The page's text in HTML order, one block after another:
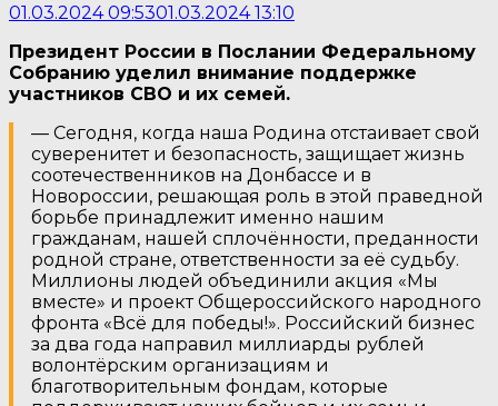
01.03.2024 09:5301.03.2024 13:10
Президент России в Послании Федеральному
Собранию уделил внимание поддержке
участников СВО и их семей.
— Сегодня, когда наша Родина отстаивает свой
суверенитет и безопасность, защищает жизнь
соотечественников на Донбассе и в
Новороссии, решающая роль в этой праведной
борьбе принадлежит именно нашим
гражданам, нашей сплочённости, преданности
родной стране, ответственности за её судьбу.
Миллионы людей объединили акция «Мы
вместе» и проект Общероссийского народного
фронта «Всё для победы!». Российский бизнес
за два года направил миллиарды рублей
волонтёрским организациям и
благотворительным фондам, которые